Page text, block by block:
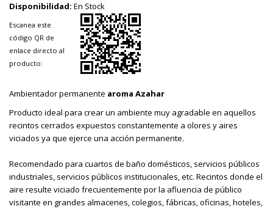
Disponibilidad: En Stock
Escanea este
código QR de
enlace directo al
producto:
Ambientador permanente aroma Azahar
Producto ideal para crear un ambiente muy agradable en aquellos
recintos cerrados expuestos constantemente a olores y aires
viciados ya que ejerce una acción permanente.
Recomendado para cuartos de baño domésticos, servicios públicos
industriales, servicios públicos institucionales, etc. Recintos donde el
aire resulte viciado frecuentemente por la afluencia de público
visitante en grandes almacenes, colegios, fábricas, oficinas, hoteles,